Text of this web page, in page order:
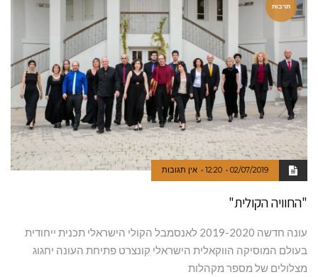
תרבות
02/07/2019
12:20 אין תגובות
"החוויה הקולית"
עונה חדשה 2019-2020 לאנסמבל הקולי הישראלי תכנית ייחודית
בעולם המוסיקה הווקאלית הישראלי קונצרט פתיחת העונה יחגוג
מצלולים של מספר מקהלות